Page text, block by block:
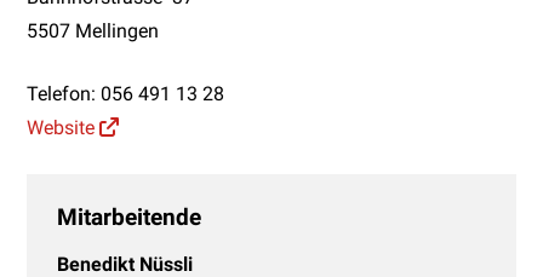
5507 Mellingen
Telefon:056 491 13 28
Website
Mitarbeitende
Benedikt Nüssli